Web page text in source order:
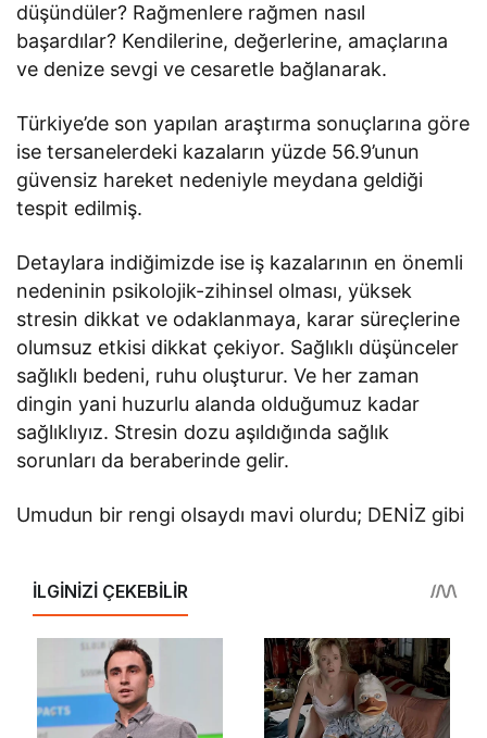
düşündüler? Rağmenlere rağmen nasıl
başardılar? Kendilerine, değerlerine, amaçlarına
ve denize sevgi ve cesaretle bağlanarak.
Türkiye’de son yapılan araştırma sonuçlarına göre
ise tersanelerdeki kazaların yüzde 56.9’unun
güvensiz hareket nedeniyle meydana geldiği
tespit edilmiş.
Detaylara indiğimizde ise iş kazalarının en önemli
nedeninin psikolojik-zihinsel olması, yüksek
stresin dikkat ve odaklanmaya, karar süreçlerine
olumsuz etkisi dikkat çekiyor. Sağlıklı düşünceler
sağlıklı bedeni, ruhu oluşturur. Ve her zaman
dingin yani huzurlu alanda olduğumuz kadar
sağlıklıyız. Stresin dozu aşıldığında sağlık
sorunları da beraberinde gelir.
Umudun bir rengi olsaydı mavi olurdu; DENİZ gibi